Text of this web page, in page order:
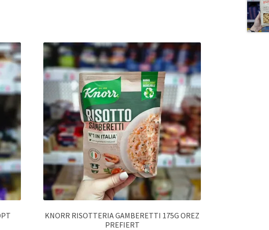
KNORR RISOTTERIA GAMBERETTI 175G OREZ
PREFIERT